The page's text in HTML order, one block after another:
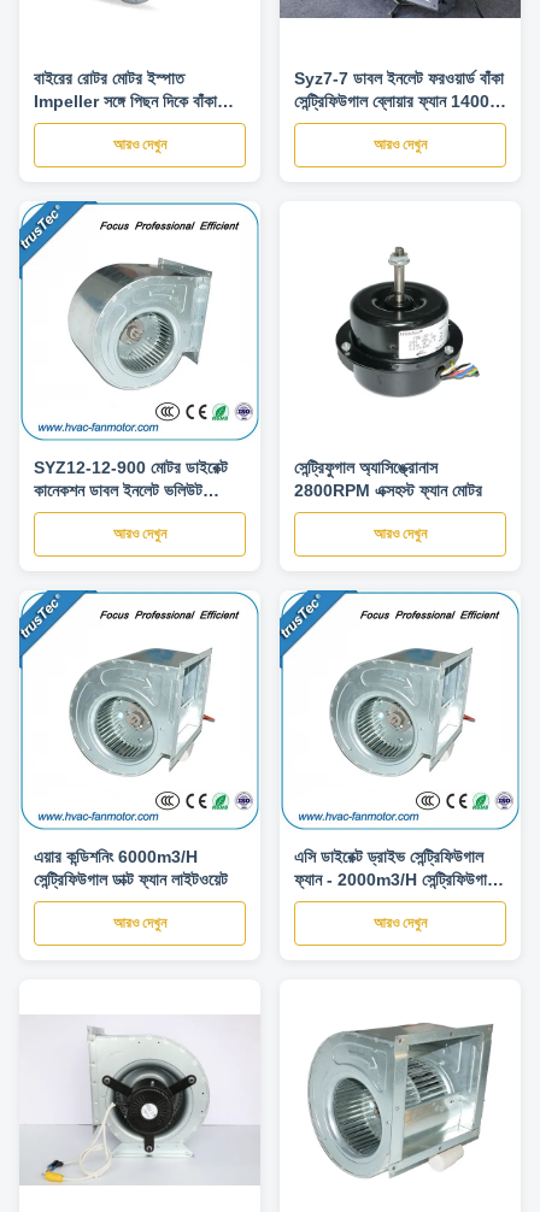
বাইরের রোটর মোটর ইস্পাত
Impeller সঙ্গে পিছন দিকে বাঁকা
কেন্দ্রীয় ব্লোয়ার ফ্যান
আরও দেখুন
Syz7-7 ডাবল ইনলেট ফরওয়ার্ড বাঁকা
সেন্ট্রিফিউগাল ব্লোয়ার ফ্যান 1400
1500 এয়ার ভলিউম
আরও দেখুন
SYZ12-12-900 মোটর ডাইরেক্ট
কানেকশন ডাবল ইনলেট ভলিউট
কেন্দ্রীভূত ব্লোয়ার ফ্যান
আরও দেখুন
সেন্ট্রিফুগাল অ্যাসিঙ্ক্রোনাস
2800RPM এক্সহস্ট ফ্যান মোটর
আরও দেখুন
এয়ার কন্ডিশনিং 6000m3/H
সেন্ট্রিফিউগাল ডাক্ট ফ্যান লাইটওয়েট
আরও দেখুন
এসি ডাইরেক্ট ড্রাইভ সেন্ট্রিফিউগাল
ফ্যান - 2000m3/H সেন্ট্রিফিউগাল
ব্লোয়ার এক্সজস্ট ফ্যান কম শব্দ
আরও দেখুন